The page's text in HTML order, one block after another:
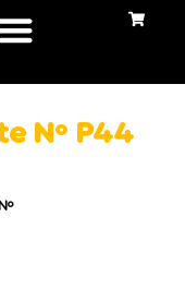
Nº P44